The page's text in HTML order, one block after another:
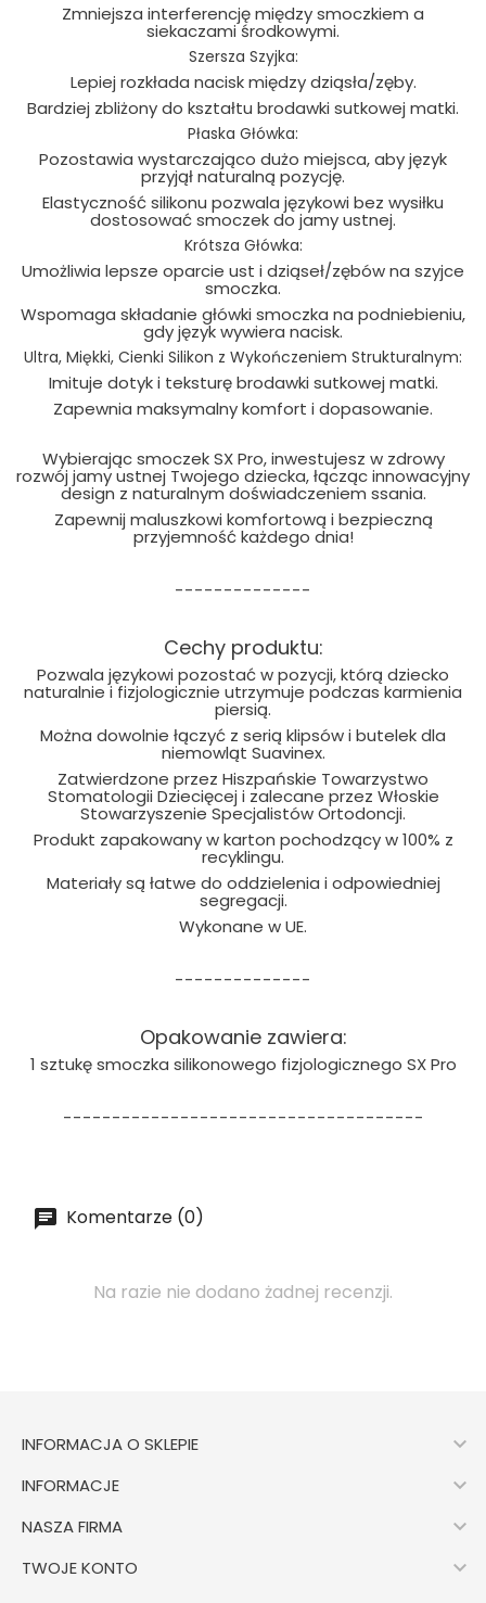
Zmniejsza interferencję między smoczkiem a
siekaczami środkowymi.
Szersza Szyjka:
Lepiej rozkłada nacisk między dziąsła/zęby.
Bardziej zbliżony do kształtu brodawki sutkowej matki.
Płaska Główka:
Pozostawia wystarczająco dużo miejsca, aby język
przyjął naturalną pozycję.
Elastyczność silikonu pozwala językowi bez wysiłku
dostosować smoczek do jamy ustnej.
Krótsza Główka:
Umożliwia lepsze oparcie ust i dziąseł/zębów na szyjce
smoczka.
Wspomaga składanie główki smoczka na podniebieniu,
gdy język wywiera nacisk.
Ultra, Miękki, Cienki Silikon z Wykończeniem Strukturalnym:
Imituje dotyk i teksturę brodawki sutkowej matki.
Zapewnia maksymalny komfort i dopasowanie.
Wybierając smoczek SX Pro, inwestujesz w zdrowy
rozwój jamy ustnej Twojego dziecka, łącząc innowacyjny
design z naturalnym doświadczeniem ssania.
Zapewnij maluszkowi komfortową i bezpieczną
przyjemność każdego dnia!
--------------
Cechy produktu:
Pozwala językowi pozostać w pozycji, którą dziecko
naturalnie i fizjologicznie utrzymuje podczas karmienia
piersią.
Można dowolnie łączyć z serią klipsów i butelek dla
niemowląt Suavinex.
Zatwierdzone przez Hiszpańskie Towarzystwo
Stomatologii Dziecięcej i zalecane przez Włoskie
Stowarzyszenie Specjalistów Ortodoncji.
Produkt zapakowany w karton pochodzący w 100% z
recyklingu.
Materiały są łatwe do oddzielenia i odpowiedniej
segregacji.
Wykonane w UE.
--------------
Opakowanie zawiera:
1 sztukę smoczka silikonowego fizjologicznego SX Pro
-------------------------------------
Komentarze (0)
Na razie nie dodano żadnej recenzji.
INFORMACJA O SKLEPIE 
INFORMACJE 
NASZA FIRMA 
TWOJE KONTO 